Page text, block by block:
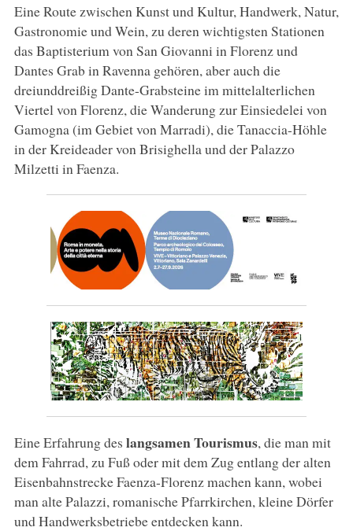
Eine Route zwischen Kunst und Kultur, Handwerk, Natur,
Gastronomie und Wein, zu deren wichtigsten Stationen
das Baptisterium von San Giovanni in Florenz und
Dantes Grab in Ravenna gehören, aber auch die
dreiunddreißig Dante-Grabsteine im mittelalterlichen
Viertel von Florenz, die Wanderung zur Einsiedelei von
Gamogna (im Gebiet von Marradi), die Tanaccia-Höhle
in der Kreideader von Brisighella und der Palazzo
Milzetti in Faenza.
Eine Erfahrung des langsamen Tourismus, die man mit
dem Fahrrad, zu Fuß oder mit dem Zug entlang der alten
Eisenbahnstrecke Faenza-Florenz machen kann, wobei
man alte Palazzi, romanische Pfarrkirchen, kleine Dörfer
und Handwerksbetriebe entdecken kann.